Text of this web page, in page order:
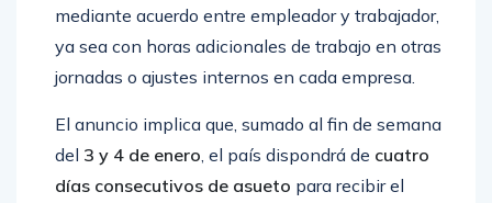
mediante acuerdo entre empleador y trabajador,
ya sea con horas adicionales de trabajo en otras
jornadas o ajustes internos en cada empresa.
El anuncio implica que, sumado al fin de semana
del 3 y 4 de enero, el país dispondrá de cuatro
días consecutivos de asueto para recibir el